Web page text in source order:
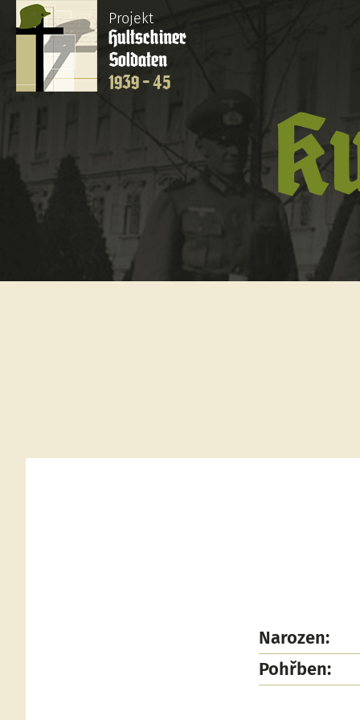
Projekt
Hultschiner
Soldaten
1939 - 45
Narozen:
Pohřben: